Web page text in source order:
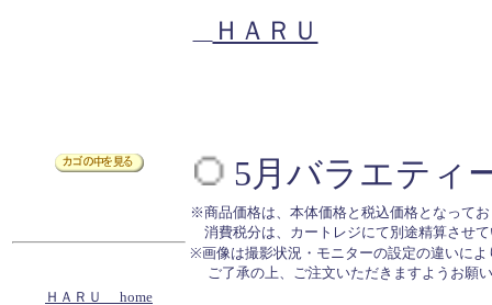
ＨＡＲＵ
5月バラエティ
※商品価格は、本体価格と税込価格となって
消費税分は、カートレジにて別途精算させ
※画像は撮影状況・モニターの設定の違いに
ご了承の上、ご注文いただきますようお願
ＨＡＲＵ home